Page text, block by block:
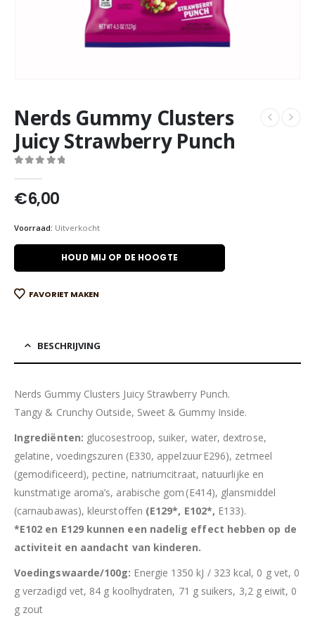
Nerds Gummy Clusters
Juicy Strawberry Punch
€6,00
Voorraad: Uitverkocht
HOUD MIJ OP DE HOOGTE
FAVORIET MAKEN
BESCHRIJVING
Nerds Gummy Clusters Juicy Strawberry Punch.
Tangy & Crunchy Outside, Sweet & Gummy Inside.
Ingrediënten: glucosestroop, suiker, water, dextrose,
gelatine, voedingszuren (E330, appelzuur E296), zetmeel
(gemodificeerd), pectine, natriumcitraat, natuurlijke en
kunstmatige aroma’s, arabische gom (E414), glansmiddel
(carnaubawas), kleurstoffen (E129*, E102*, E133).
*E102 en E129 kunnen een nadelig effect hebben op de
activiteit en aandacht van kinderen.
Voedingswaarde/100g: Energie 1350 kJ / 323 kcal, 0 g vet, 0
g verzadigd vet, 84 g koolhydraten, 71 g suikers, 3,2 g eiwit, 0
g zout